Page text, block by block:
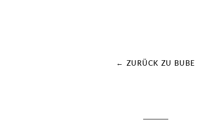
← ZURÜCK ZU BUBE